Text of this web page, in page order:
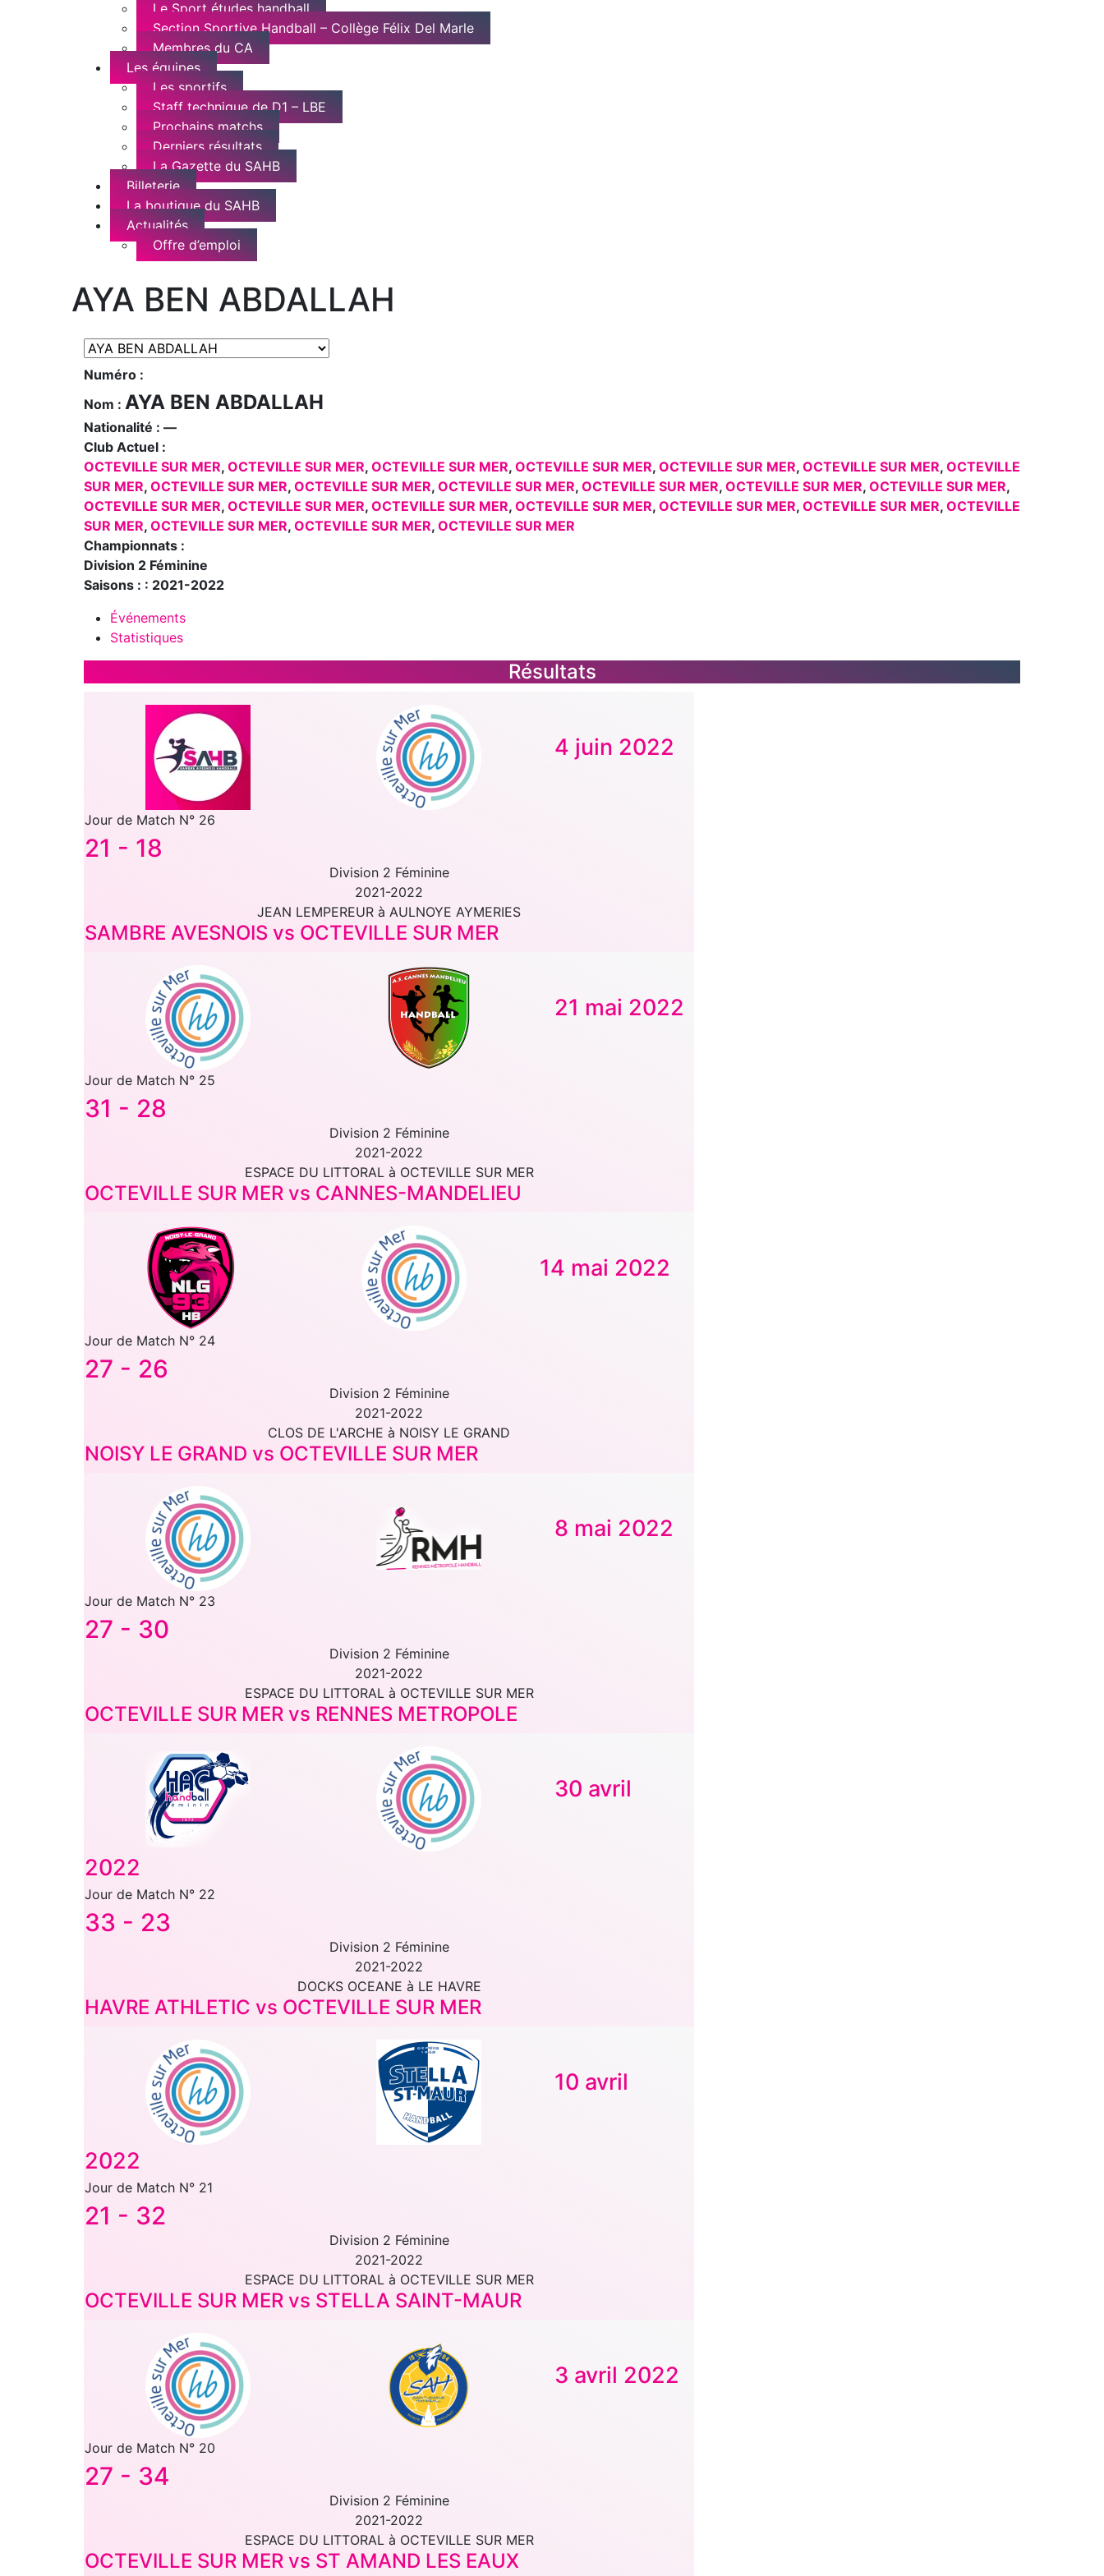
Le Sport études handball
Section Sportive Handball – Collège Félix Del Marle
Membres du CA
Les équipes
Les sportifs
Staff technique de D1 – LBE
Prochains matchs
Derniers résultats
La Gazette du SAHB
Billeterie
La boutique du SAHB
Actualités
Offre d’emploi
AYA BEN ABDALLAH
Numéro :
Nom : AYA BEN ABDALLAH
Nationalité : —
Club Actuel :
OCTEVILLE SUR MER, OCTEVILLE SUR MER, OCTEVILLE SUR MER, OCTEVILLE SUR MER, OCTEVILLE SUR MER, OCTEVILLE SUR MER, OCTEVILLE
SUR MER, OCTEVILLE SUR MER, OCTEVILLE SUR MER, OCTEVILLE SUR MER, OCTEVILLE SUR MER, OCTEVILLE SUR MER, OCTEVILLE SUR MER,
OCTEVILLE SUR MER, OCTEVILLE SUR MER, OCTEVILLE SUR MER, OCTEVILLE SUR MER, OCTEVILLE SUR MER, OCTEVILLE SUR MER, OCTEVILLE
SUR MER, OCTEVILLE SUR MER, OCTEVILLE SUR MER, OCTEVILLE SUR MER
Championnats :
Division 2 Féminine
Saisons : : 2021-2022
Événements
Statistiques
Résultats
4 juin 2022
Jour de Match N° 26
21 - 18
Division 2 Féminine
2021-2022
JEAN LEMPEREUR à AULNOYE AYMERIES
SAMBRE AVESNOIS vs OCTEVILLE SUR MER
21 mai 2022
Jour de Match N° 25
31 - 28
Division 2 Féminine
2021-2022
ESPACE DU LITTORAL à OCTEVILLE SUR MER
OCTEVILLE SUR MER vs CANNES-MANDELIEU
14 mai 2022
Jour de Match N° 24
27 - 26
Division 2 Féminine
2021-2022
CLOS DE L'ARCHE à NOISY LE GRAND
NOISY LE GRAND vs OCTEVILLE SUR MER
8 mai 2022
Jour de Match N° 23
27 - 30
Division 2 Féminine
2021-2022
ESPACE DU LITTORAL à OCTEVILLE SUR MER
OCTEVILLE SUR MER vs RENNES METROPOLE
30 avril
2022
Jour de Match N° 22
33 - 23
Division 2 Féminine
2021-2022
DOCKS OCEANE à LE HAVRE
HAVRE ATHLETIC vs OCTEVILLE SUR MER
10 avril
2022
Jour de Match N° 21
21 - 32
Division 2 Féminine
2021-2022
ESPACE DU LITTORAL à OCTEVILLE SUR MER
OCTEVILLE SUR MER vs STELLA SAINT-MAUR
3 avril 2022
Jour de Match N° 20
27 - 34
Division 2 Féminine
2021-2022
ESPACE DU LITTORAL à OCTEVILLE SUR MER
OCTEVILLE SUR MER vs ST AMAND LES EAUX